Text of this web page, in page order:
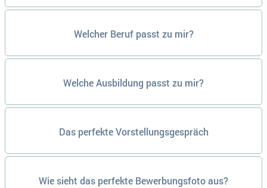
Welcher Beruf passt zu mir?
Welche Ausbildung passt zu mir?
Das perfekte Vorstellungsgespräch
Wie sieht das perfekte Bewerbungsfoto aus?